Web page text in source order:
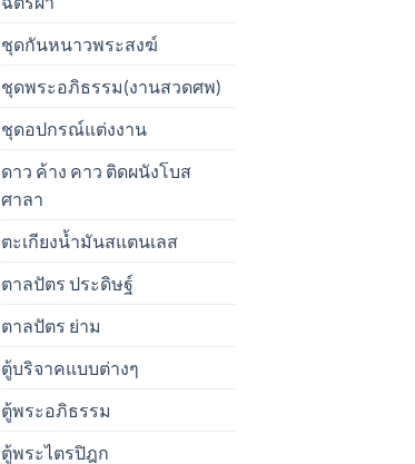
ชุดกันหนาวพระสงฆ์
ชุดพระอภิธรรม(งานสวดศพ)
ชุดอปกรณ์แต่งงาน
ดาว ค้าง คาว ติดผนังโบส
ศาลา
ตะเกียงน้ำมันสแตนเลส
ตาลปัตร ประดิษฐ์
ตาลปัตร ย่าม
ตู้บริจาคแบบต่างๆ
ตู้พระอภิธรรม
ตู้พระไตรปิฎก